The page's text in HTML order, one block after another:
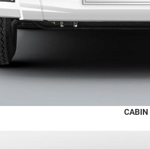
CABIN